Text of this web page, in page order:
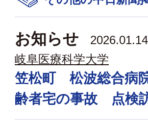
お知らせ
2026.01.14
岐阜医療科学大学
笠松町 松波総合病
齢者宅の事故 点検